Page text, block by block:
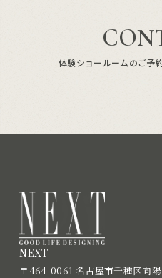
体験ショールームのご予
NEXT
〒464-0061 名古屋市千種区向